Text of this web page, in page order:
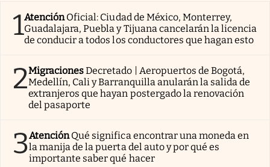
1AtenciónOficial: Ciudad de México, Monterrey,
Guadalajara, Puebla y Tijuana cancelarán la licencia
de conducir a todos los conductores que hagan esto
2MigracionesDecretado | Aeropuertos de Bogotá,
Medellín, Cali y Barranquilla anularán la salida de
extranjeros que hayan postergado la renovación
del pasaporte
3AtenciónQué significa encontrar una moneda en
la manija de la puerta del auto y por qué es
importante saber qué hacer